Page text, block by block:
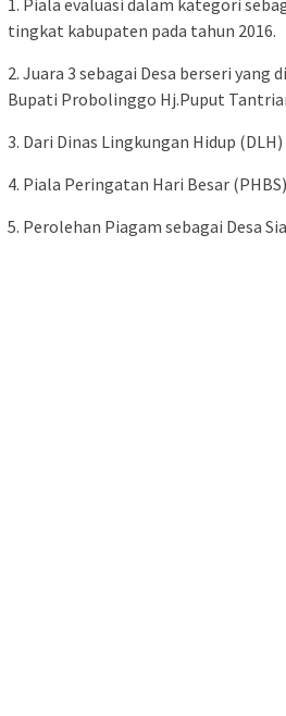
1. Piala evaluasi dalam kategori
tingkat kabupaten pada tahun 2016.
2. Juara 3 sebagai Desa berseri yang
Bupati Probolinggo Hj.Puput
3. Dari Dinas Lingkungan Hidup (DLH)
4. Piala Peringatan Hari Besar
5. Perolehan Piagam sebagai Desa